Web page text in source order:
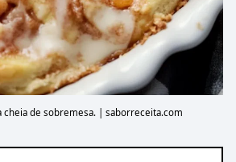
cheia de sobremesa. | saborreceita.com